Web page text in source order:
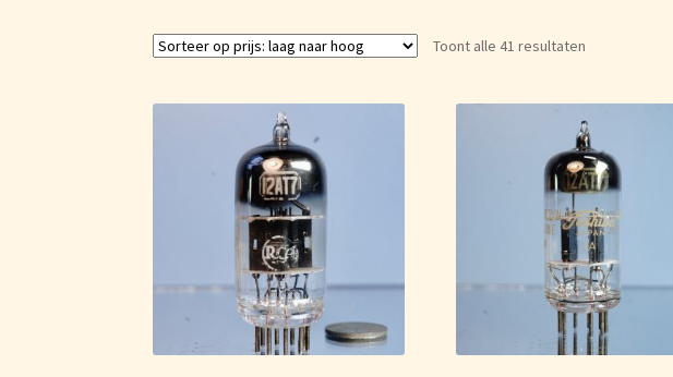
Toont alle 41 resultaten
laag
naar
hoog